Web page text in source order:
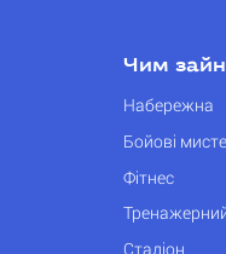
Чим
Набережна
Бойові
Фітнес
Стадіон